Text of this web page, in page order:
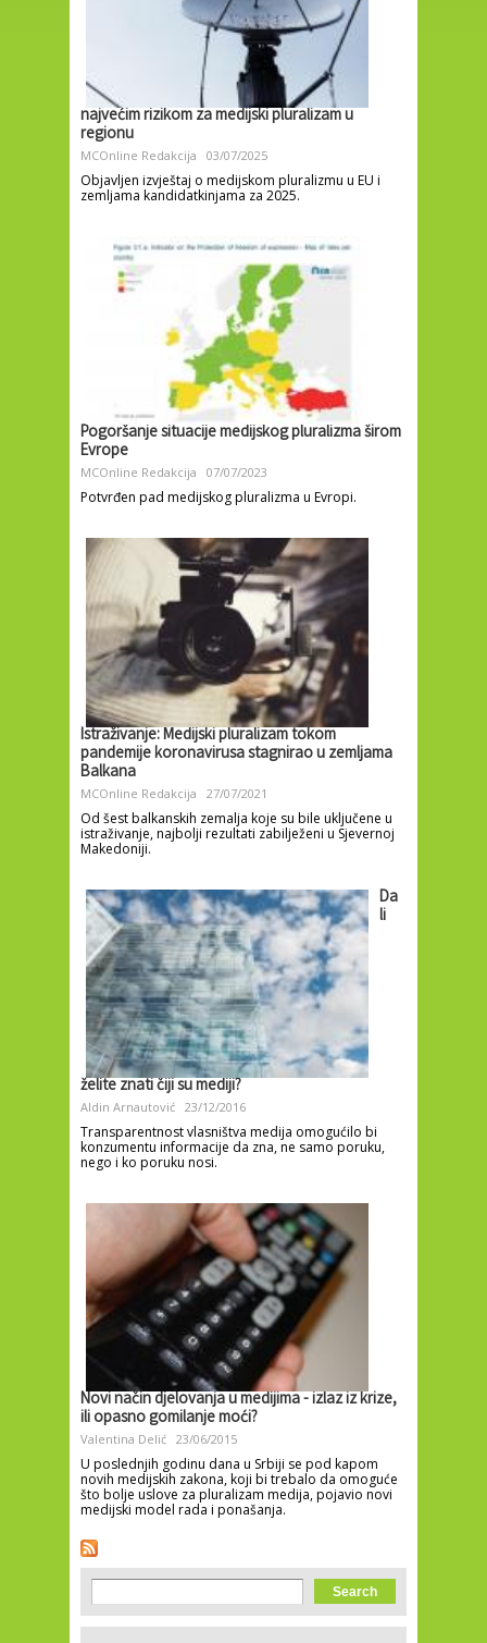
najvećim rizikom za medijski pluralizam u
regionu
MCOnline Redakcija 03/07/2025
Objavljen izvještaj o medijskom pluralizmu u EU i
zemljama kandidatkinjama za 2025.
Pogoršanje situacije medijskog pluralizma širom
Evrope
MCOnline Redakcija 07/07/2023
Potvrđen pad medijskog pluralizma u Evropi.
Istraživanje: Medijski pluralizam tokom
pandemije koronavirusa stagnirao u zemljama
Balkana
MCOnline Redakcija 27/07/2021
Od šest balkanskih zemalja koje su bile uključene u
istraživanje, najbolji rezultati zabilježeni u Sjevernoj
Makedoniji.
Da
li
želite znati čiji su mediji?
Aldin Arnautović 23/12/2016
Transparentnost vlasništva medija omogućilo bi
konzumentu informacije da zna, ne samo poruku,
nego i ko poruku nosi.
Novi način djelovanja u medijima - izlaz iz krize,
ili opasno gomilanje moći?
Valentina Delić 23/06/2015
U poslednjih godinu dana u Srbiji se pod kapom
novih medijskih zakona, koji bi trebalo da omoguće
što bolje uslove za pluralizam medija, pojavio novi
medijski model rada i ponašanja.
Search form
Search